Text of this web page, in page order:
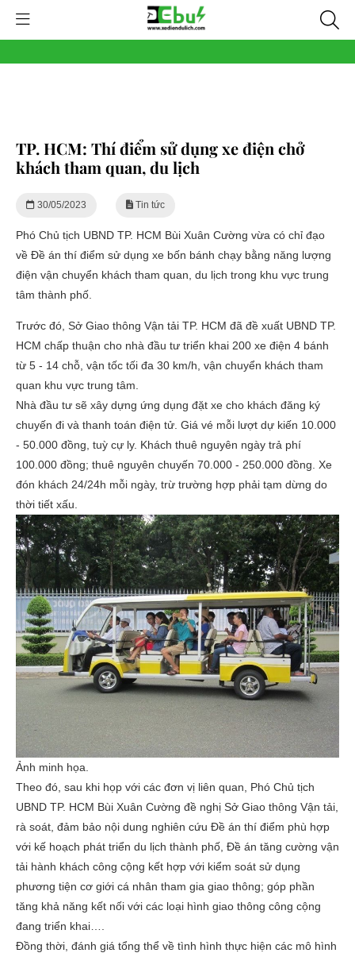
TP. HCM: Thí điểm sử dụng xe điện chở
khách tham quan, du lịch
30/05/2023 Tin tức
Phó Chủ tịch UBND TP. HCM Bùi Xuân Cường vừa có chỉ đạo
về Đề án thí điểm sử dụng xe bốn bánh chạy bằng năng lượng
điện vận chuyển khách tham quan, du lịch trong khu vực trung
tâm thành phố.
Trước đó, Sở Giao thông Vận tải TP. HCM đã đề xuất UBND TP.
HCM chấp thuận cho nhà đầu tư triển khai 200 xe điện 4 bánh
từ 5 - 14 chỗ, vận tốc tối đa 30 km/h, vận chuyển khách tham
quan khu vực trung tâm.
Nhà đầu tư sẽ xây dựng ứng dụng đặt xe cho khách đăng ký
chuyến đi và thanh toán điện tử. Giá vé mỗi lượt dự kiến 10.000
- 50.000 đồng, tuỳ cự ly. Khách thuê nguyên ngày trả phí
100.000 đồng; thuê nguyên chuyến 70.000 - 250.000 đồng. Xe
đón khách 24/24h mỗi ngày, trừ trường hợp phải tạm dừng do
thời tiết xấu.
Ảnh minh họa.
Theo đó, sau khi họp với các đơn vị liên quan, Phó Chủ tịch
UBND TP. HCM Bùi Xuân Cường đề nghị Sở Giao thông Vận tải,
rà soát, đảm bảo nội dung nghiên cứu Đề án thí điểm phù hợp
với kế hoạch phát triển du lịch thành phố, Đề án tăng cường vận
tải hành khách công cộng kết hợp với kiểm soát sử dụng
phương tiện cơ giới cá nhân tham gia giao thông; góp phần
tăng khả năng kết nối với các loại hình giao thông công cộng
đang triển khai….
Đồng thời, đánh giá tổng thể về tình hình thực hiện các mô hình